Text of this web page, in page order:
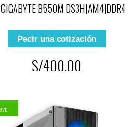
B550M DS3H|AM4|DDR4
Pedir una cotización
S/400.00